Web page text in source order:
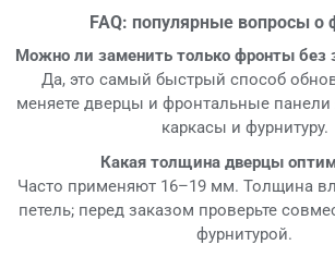
FAQ: популярные вопросы о
Можно ли заменить только фронты без
Да, это самый быстрый способ
меняете дверцы и фронтальные панели
каркасы и фурнитуру.
Какая толщина дверцы
Часто применяют 16–19 мм. Толщина
петель; перед заказом проверьте
фурнитурой.